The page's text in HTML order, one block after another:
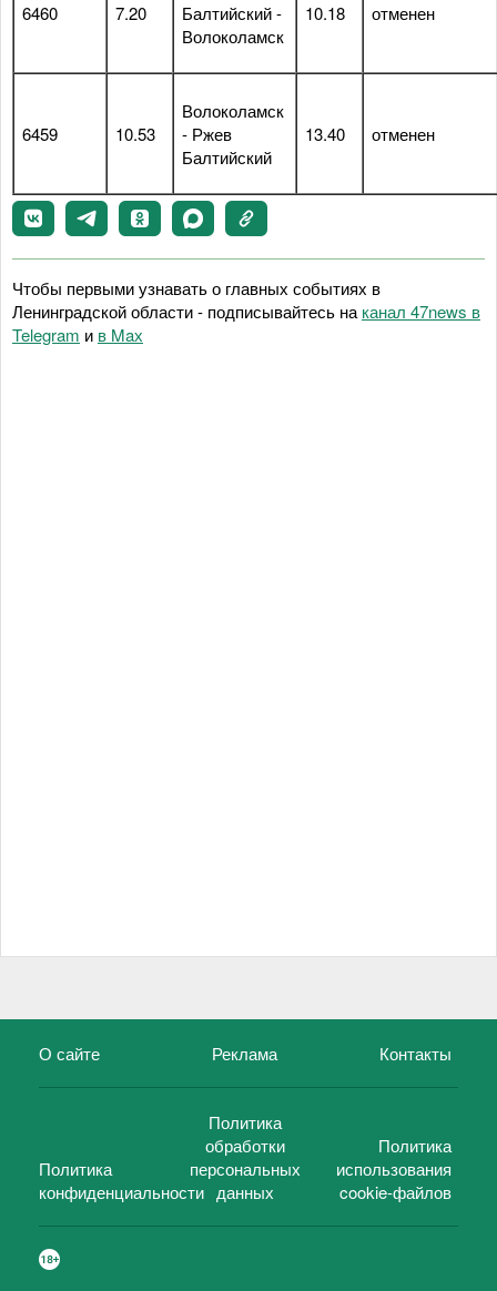
6460 7.20
Балтийский -
Волоколамск
10.18 отменен
6459 10.53
Волоколамск
- Ржев
Балтийский
13.40 отменен
Чтобы первыми узнавать о главных событиях в
Ленинградской области - подписывайтесь на канал 47news в
Telegram и в Maх
О сайте Реклама Контакты
Политика
конфиденциальности
Политика
обработки
персональных
данных
Политика
использования
cookie-файлов